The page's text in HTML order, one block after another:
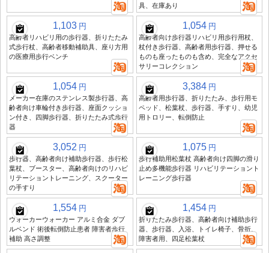
具、在庫あり
1,103 円
高齢者リハビリ用の歩行器、折りたたみ
式歩行杖、高齢者移動補助具、座り方用
の医療用歩行ベンチ
1,054 円
高齢者向け歩行器リハビリ用歩行用杖、
杖付き歩行器、高齢者用歩行器、押せる
ものも座ったものも含め、完全なアクセ
サリーコレクション
1,054 円
メーカー在庫のステンレス製歩行器、高
齢者向け車輪付き歩行器、座面クッショ
ン付き、四脚歩行器、折りたたみ式歩行
器
3,384 円
高齢者用歩行器、折りたたみ、歩行用モ
ペッド、松葉杖、歩行器、手すり、幼児
用トロリー、転倒防止
3,052 円
歩行器、高齢者向け補助歩行器、歩行松
葉杖、ブースター、高齢者向けのリハビ
リテーショントレーニング、スクーター
の手すり
1,075 円
歩行補助用松葉杖 高齢者向け四脚の滑り
止め多機能歩行器 リハビリテーショント
レーニング歩行器
1,554 円
ウォーカーウォーカー アルミ合金 ダブ
ルベンド 術後転倒防止患者 障害者歩行
補助 高さ調整
1,454 円
折りたたみ歩行器、高齢者向け補助歩行
器、歩行器、入浴、トイレ椅子、骨折、
障害者用、四足松葉杖